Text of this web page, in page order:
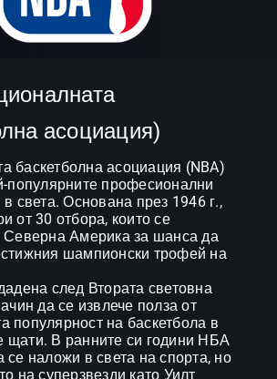
асоциация)
баскетболна асоциация (NBA)
популярните професионални
в света. Основана през 1946 г.,
от 30 отбора, които се
Северна Америка за шанса да
шампионски трофей на
след Втората световна
да се извлече полза от
популярност на баскетбола в
щати. В ранните си години НБА
наложи в света на спорта, но
на суперзвезди като Уилт